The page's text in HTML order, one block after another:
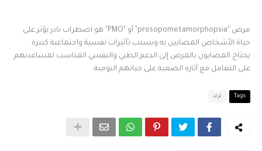
مرض "prosopometamorphopsia" أو "PMO" هو اضطراب نادر يؤثر على
حياة الأشخاص المصابين به ويسبب تأثيرات نفسية واجتماعية كبيرة.
يحتاج المصابون بالمرض إلى الدعم الطبي والنفسي المناسب لمساعدتهم
على التعامل مع آثاره الصعبة على حياتهم اليومية.
Tags ترند